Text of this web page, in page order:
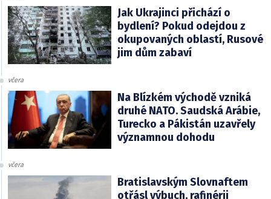
Jak Ukrajinci přichází o
bydlení? Pokud odejdou z
okupovaných oblastí, Rusové
jim dům zabaví
včera
Na Blízkém východě vzniká
druhé NATO. Saudská Arábie,
Turecko a Pákistán uzavřely
významnou dohodu
včera
Bratislavským Slovnaftem
otřásl výbuch, rafinérii